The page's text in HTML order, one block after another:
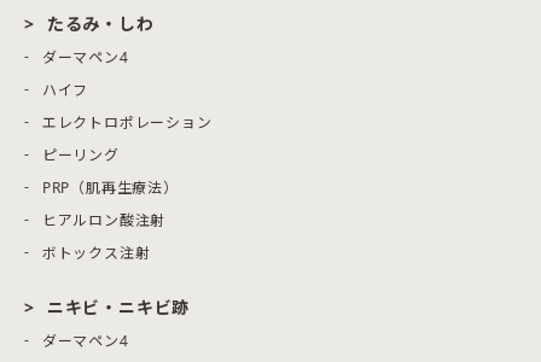
たるみ・しわ
ダーマペン4
ハイフ
エレクトロポレーション
ピーリング
PRP（肌再生療法）
ヒアルロン酸注射
ボトックス注射
ニキビ・ニキビ跡
ダーマペン4